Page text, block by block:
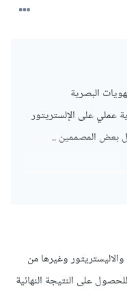
البصرية
على الإلستريتور
بعض المصممين ..
العالية في
وغيرها من
على النتيجة النهائية